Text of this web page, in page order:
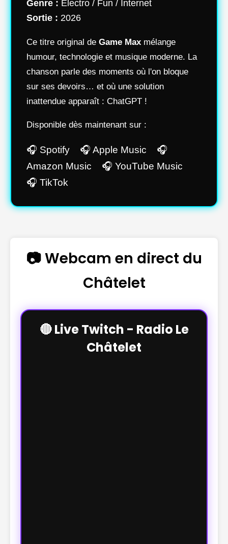
Genre : Electro / Fun / Internet
Sortie : 2026
Ce titre original de Game Max mélange
humour, technologie et musique moderne. La
chanson parle des moments où l'on bloque
sur ses devoirs… et où une solution
inattendue apparaît : ChatGPT !
Disponible dès maintenant sur :
🎧 Spotify 🎧 Apple Music 🎧
Amazon Music 🎧 YouTube Music
🎧 TikTok
📷 Webcam en direct du
Châtelet
🔴 Live Twitch - Radio Le
Châtelet